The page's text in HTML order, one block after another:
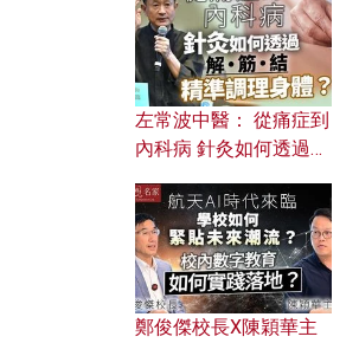
左常波中醫： 從痛症到
內科病 針灸如何透過解
鄭俊傑校長X陳穎華主